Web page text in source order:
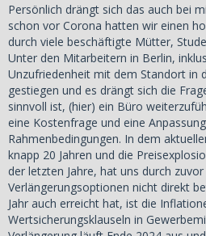
Persönlich drängt sich das auch bei
schon vor Corona hatten wir einen
durch viele beschäftigte Mütter,
Unter den Mitarbeitern in Berlin,
Unzufriedenheit mit dem Standort in
gestiegen und es drängt sich die
sinnvoll ist, (hier) ein Büro
eine Kostenfrage und eine
Rahmenbedingungen. In dem
knapp 20 Jahren und die
der letzten Jahre, hat uns durch
Verlängerungsoptionen nicht direkt
Jahr auch erreicht hat, ist die
Wertsicherungsklauseln in